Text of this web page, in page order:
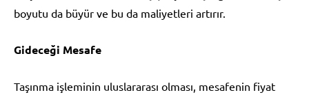
boyutu da büyür ve bu da maliyetleri artırır.
Gideceği Mesafe
Taşınma işleminin uluslararası olması, mesafenin fiyat